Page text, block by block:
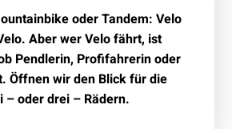
oder Tandem: Velo
Aber wer Velo fährt, ist
Pendlerin, Profifahrerin oder
Öffnen wir den Blick für die
oder drei – Rädern.